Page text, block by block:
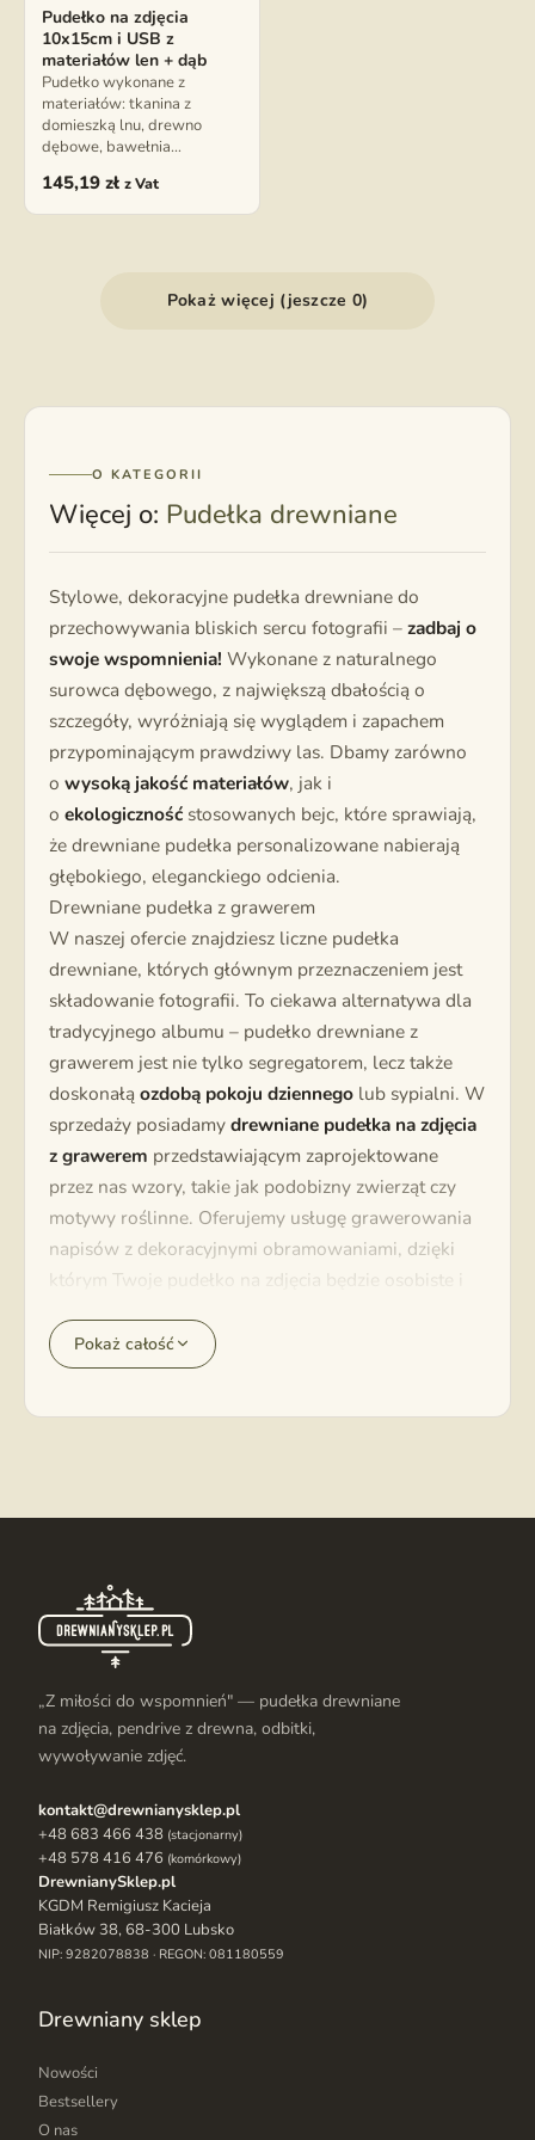
Pudełko na zdjęcia
10x15cm i USB z
materiałów len + dąb
Pudełko wykonane z
materiałów: tkanina z
domieszką lnu, drewno
dębowe, bawełnia…
145,19 zł z Vat
Pokaż więcej (jeszcze 0)
O KATEGORII
Więcej o: Pudełka drewniane
Stylowe, dekoracyjne pudełka drewniane do
przechowywania bliskich sercu fotografii –zadbaj o
swoje wspomnienia! Wykonane z naturalnego
surowca dębowego, z największą dbałością o
szczegóły, wyróżniają się wyglądem i zapachem
przypominającym prawdziwy las. Dbamy zarówno
o wysoką jakość materiałów, jak i
o ekologiczność stosowanych bejc, które sprawiają,
że drewniane pudełka personalizowane nabierają
głębokiego, eleganckiego odcienia.
Drewniane pudełka z grawerem
W naszej ofercie znajdziesz liczne pudełka
drewniane, których głównym przeznaczeniem jest
składowanie fotografii. To ciekawa alternatywa dla
tradycyjnego albumu – pudełko drewniane z
grawerem jest nie tylko segregatorem, lecz także
doskonałą ozdobą pokoju dziennego lub sypialni. W
sprzedaży posiadamydrewniane pudełka na zdjęcia
z grawerem przedstawiającym zaprojektowane
przez nas wzory, takie jak podobizny zwierząt czy
motywy roślinne. Oferujemy usługę grawerowania
napisów z dekoracyjnymi obramowaniami, dzięki
którym Twoje pudełko na zdjęcia będzie osobiste i
własny wzór do wygrawerowania – na przykład
logo firmy lub osobisty symbol.
pudełka. Niektóre produkty posiadają więcej opcji
kolorystycznych, dlatego warto zapoznać się z
opisami różnych pudełek przed podjęciem decyzji.
setki odbitek – dostępne są również modele, w
których bezpiecznie przechowasz
drewniane na album– dla miłośników tradycyjnych
rozwiązań.
Wybierz kolor malowania pudełka z drewna!
Zamówione przez Ciebie pudełko drewniane nie
musi wyglądać tak, jak na zdjęciu poglądowym –
zachęcamy do zapoznania się z
bejc. Barwy drewna nawiązują do różnych
niepowtarzalne dzięki efektowi zniszczenia. Z
Pokaż całość
„Z miłości do wspomnień" — pudełka drewniane
na zdjęcia, pendrive z drewna, odbitki,
wywoływanie zdjęć.
kontakt@drewnianysklep.pl
+48 683 466 438 (stacjonarny)
+48 578 416 476 (komórkowy)
DrewnianySklep.pl
KGDM Remigiusz Kacieja
Białków 38, 68-300 Lubsko
NIP: 9282078838 · REGON: 081180559
Drewniany sklep
Nowości
Bestsellery
O nas